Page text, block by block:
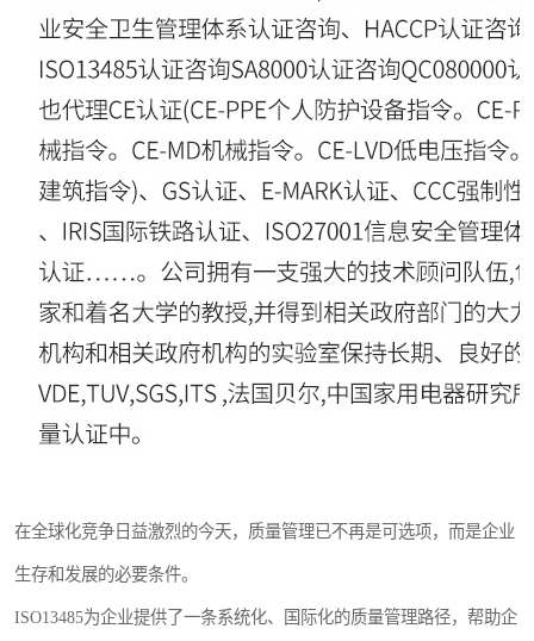
在全球化竞争日益激烈的今天，质量管理已不再是可选项，而是企业
生存和发展的必要条件。
ISO13485为企业提供了一条系统化、国际化的质量管理路径，帮助企